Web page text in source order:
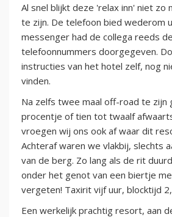
Al snel blijkt deze 'relax inn' niet zo
te zijn. De telefoon bied wederom
messenger had de collega reeds
telefoonnummers doorgegeven.
instructies van het hotel zelf, nog
vinden.
Na zelfs twee maal off-road te zijn
procentje of tien tot twaalf
vroegen wij ons ook af waar dit
Achteraf waren we vlakbij, slechts
van de berg. Zo lang als de rit
onder het genot van een biertje
vergeten! Taxirit vijf uur, blocktijd
Een werkelijk prachtig resort, aan